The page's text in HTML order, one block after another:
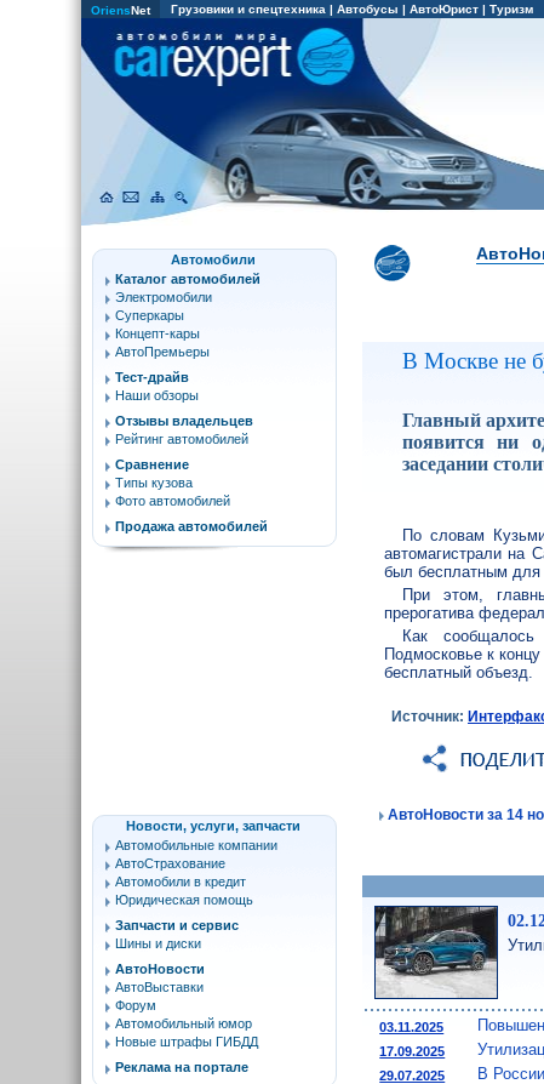
OriensNet Грузовики и спецтехника | Автобусы | АвтоЮрист | Туризм
В Москве не
Главный
появится ни
заседании
По словам
автомагистрали на
был бесплатным для
При этом,
прерогатива
Как сообщалось
Подмосковье к
бесплатный объезд.
Источник:
АвтоНовости за 14
03.11.2025
17.09.2025
29.07.2025 В
Автомобили
Каталог автомобилей
Электромобили
Суперкары
Концепт-кары
АвтоПремьеры
Тест-драйв
Наши обзоры
Отзывы владельцев
Рейтинг автомобилей
Сравнение
Типы кузова
Фото автомобилей
Продажа автомобилей
Новости, услуги, запчасти
Автомобильные компании
АвтоСтрахование
Автомобили в кредит
Юридическая помощь
Запчасти и сервис
Шины и диски
АвтоНовости
АвтоВыставки
Форум
Автомобильный юмор
Новые штрафы ГИБДД
Реклама на портале